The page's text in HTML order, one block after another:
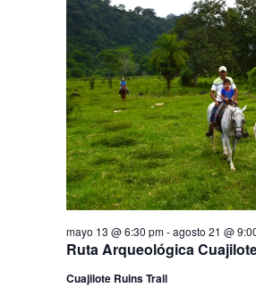
Ruta Arqueológica
mayo 13 @ 6:30 pm-agosto 21 @
Cuajilote Ruins Trail